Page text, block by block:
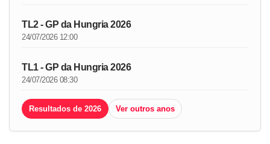
TL2 - GP da Hungria 2026
24/07/2026 12:00
TL1 - GP da Hungria 2026
24/07/2026 08:30
Resultados de 2026 Ver outros anos